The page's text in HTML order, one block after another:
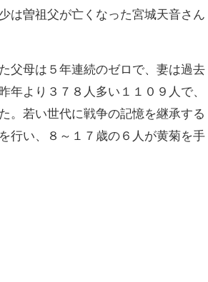
は曽祖父が亡くなった宮城天音さん
父母は５年連続のゼロで、妻は過去
年より３７８人多い１１０９人で、
。若い世代に戦争の記憶を継承する
行い、８～１７歳の６人が黄菊を手